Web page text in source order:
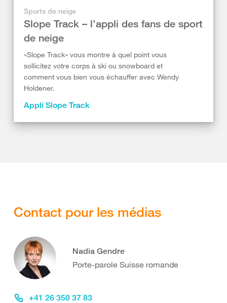
Sports de neige
Slope Track – l’appli des fans de sport
de neige
«Slope Track» vous montre à quel point vous
sollicitez votre corps à ski ou snowboard et
comment vous bien vous échauffer avec Wendy
Holdener.
Appli Slope Track
Contact pour les médias
Nadia Gendre
Porte-parole Suisse romande
+41 26 350 37 83